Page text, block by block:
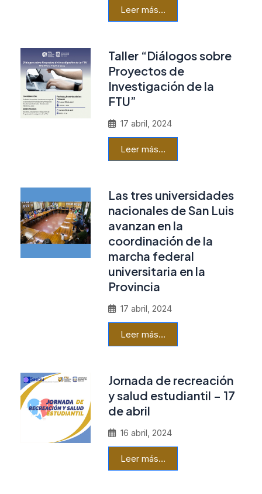
Leer más…
Taller “Diálogos sobre
Proyectos de
Investigación de la
FTU”
17 abril, 2024
Leer más…
Las tres universidades
nacionales de San Luis
avanzan en la
coordinación de la
marcha federal
universitaria en la
Provincia
17 abril, 2024
Leer más…
Jornada de recreación
y salud estudiantil – 17
de abril
16 abril, 2024
Leer más…